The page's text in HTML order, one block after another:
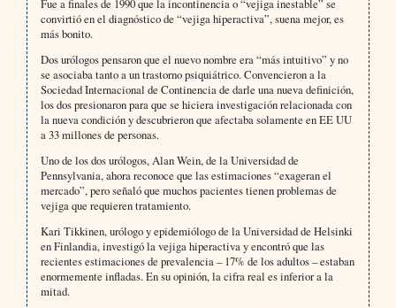
Fue a finales de 1990 que la incontinencia o “vejiga inestable” se
convirtió en el diagnóstico de “vejiga hiperactiva”, suena mejor, es
más bonito.
Dos urólogos pensaron que el nuevo nombre era “más intuitivo” y no
se asociaba tanto a un trastorno psiquiátrico. Convencieron a la
Sociedad Internacional de Continencia de darle una nueva definición,
los dos presionaron para que se hiciera investigación relacionada con
la nueva condición y descubrieron que afectaba solamente en EE UU
a 33 millones de personas.
Uno de los dos urólogos, Alan Wein, de la Universidad de
Pennsylvania, ahora reconoce que las estimaciones “exageran el
mercado”, pero señaló que muchos pacientes tienen problemas de
vejiga que requieren tratamiento.
Kari Tikkinen, urólogo y epidemiólogo de la Universidad de Helsinki
en Finlandia, investigó la vejiga hiperactiva y encontró que las
recientes estimaciones de prevalencia – 17% de los adultos – estaban
enormemente infladas. En su opinión, la cifra real es inferior a la
mitad.